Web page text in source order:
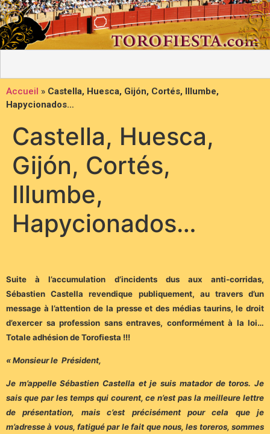
Accueil » Castella, Huesca, Gijón, Cortés, Illumbe,
Hapycionados…
Castella, Huesca,
Gijón, Cortés,
Illumbe,
Hapycionados…
Suite à l’accumulation d’incidents dus aux anti-corridas,
Sébastien Castella revendique publiquement, au travers d’un
message à l’attention de la presse et des médias taurins, le droit
d’exercer sa profession sans entraves, conformément à la loi…
Totale adhésion de Torofiesta !!!
« Monsieur le Président,
Je m’appelle Sébastien Castella et je suis matador de toros. Je
sais que par les temps qui courent, ce n’est pas la meilleure lettre
de présentation, mais c’est précisément pour cela que je
m’adresse à vous, fatigué par le fait que nous, les toreros, sommes